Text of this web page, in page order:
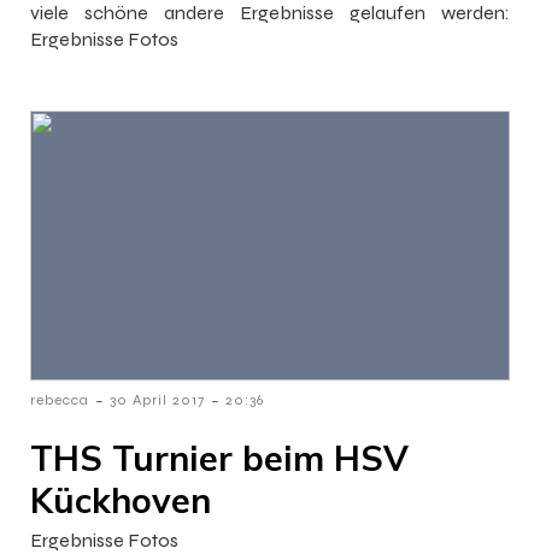
viele schöne andere Ergebnisse gelaufen werden:
Ergebnisse Fotos
rebecca - 30 April 2017 - 20:36
THS Turnier beim HSV
Kückhoven
Ergebnisse Fotos